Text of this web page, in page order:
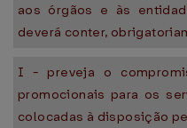
aos órgãos e às
deverá conter,
I - preveja o
promocionais para os
colocadas à disposição